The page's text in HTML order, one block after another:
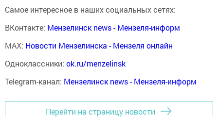
Самое интересное в наших социальных сетях:
ВКонтакте: Мензелинск news - Мензеля-информ
MAX: Новости Мензелинска - Мензеля онлайн
Одноклассники: ok.ru/menzelinsk
Telegram-канал: Мензелинск news - Мензеля-информ
Перейти на страницу новости